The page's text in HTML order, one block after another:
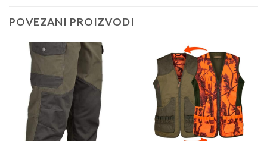
POVEZANI PROIZVODI